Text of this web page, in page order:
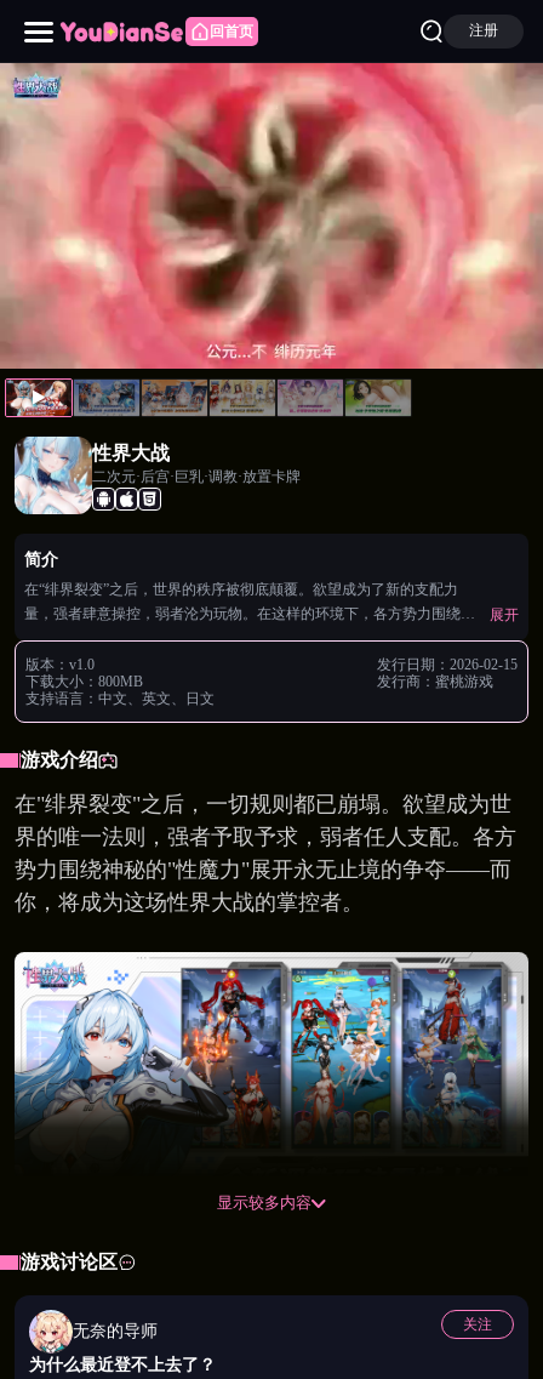
回首页 注册
性界大战
性界大战
二次元·后宫·巨乳·调教·放置卡牌
简介
在“绯界裂变”之后，世界的秩序被彻底颠覆。欲望成为了新的支配力
量，强者肆意操控，弱者沦为玩物。在这样的环境下，各方势力围绕
“性魔力”的掌控展开了一场没有终点的争斗。性界大战一触即发！ iOS
版本正式上线！ 完整游戏内容 • 全部主线剧情章节已开放 • 所有角色调
教玩法完整呈现 • 多位可互动角色等你解锁 全平台数据互通 • iOS与安
卓账号数据完全同步 • 同一账号可在不同设备间无缝切换 • 游戏进度、
展开
版本： v1.0
下载大小： 800MB
支持语言： 中文、英文、日文
发行日期： 2026-02-15
发行商： 蜜桃游戏
游戏介绍
在"绯界裂变"之后，一切规则都已崩塌。欲望成为世
界的唯一法则，强者予取予求，弱者任人支配。各方
势力围绕神秘的"性魔力"展开永无止境的争夺——而
你，将成为这场性界大战的掌控者。
💖 轻策略 · 深养成 · 每场对战都有"撸点"
抛开数值堆砌的无聊，这里的每一张卡牌都有自己的
个性与定位——近战爆发、远程群伤、辅助续航、控
显示较多内容
游戏讨论区
无奈的导师 关注
为什么最近登不上去了？